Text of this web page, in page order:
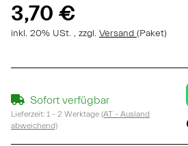
3,70 €
inkl. 20% USt. , zzgl. Versand (Paket)
Sofort verfügbar
Lieferzeit: 1 - 2 Werktage (AT - Ausland
abweichend)